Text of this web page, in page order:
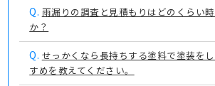
Q. 雨漏りの調査と見積もりはどのくらい
か？
Q. せっかくなら長持ちする塗料で塗装を
すめを教えてください。